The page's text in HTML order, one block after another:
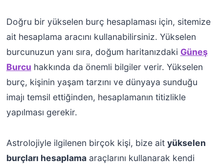
Doğru bir yükselen burç hesaplaması için, sitemize
ait hesaplama aracını kullanabilirsiniz. Yükselen
burcunuzun yanı sıra, doğum haritanızdaki Güneş
Burcu hakkında da önemli bilgiler verir. Yükselen
burç, kişinin yaşam tarzını ve dünyaya sunduğu
imajı temsil ettiğinden, hesaplamanın titizlikle
yapılması gerekir.
Astrolojiyle ilgilenen birçok kişi, bize ait yükselen
burçları hesaplamaaraçlarını kullanarak kendi